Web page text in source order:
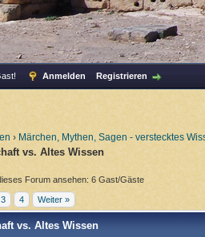
Anmelden Registrieren
› Märchen, Mythen, Sagen - verstecktes
vs. Altes Wissen
Forum ansehen: 6 Gast/Gäste
3 4 Weiter »
vs. Altes Wissen